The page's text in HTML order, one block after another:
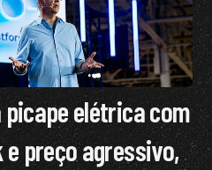
elétrica com
preço agressivo,